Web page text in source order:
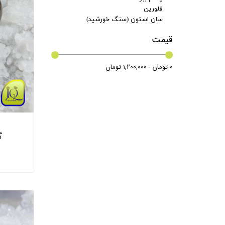
فلورین
سان استون (سنگ خورشید)
قیمت
۰ تومان - ۱,۲۰۰,۰۰۰ تومان